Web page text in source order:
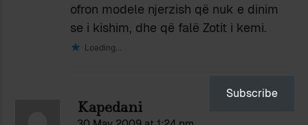
ofron modele njerzish që nuk e dinim
se i kishim, dhe që falë Zotit i kemi.
Loading...
Kapedani
Subscribe